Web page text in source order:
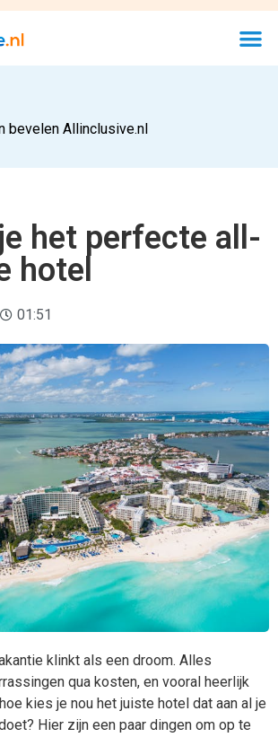
bevelen Allinclusive.nl
het perfecte all-
hotel
01:51
klinkt als een droom. Alles
qua kosten, en vooral heerlijk
kies je nou het juiste hotel dat aan al je
Hier zijn een paar dingen om op te